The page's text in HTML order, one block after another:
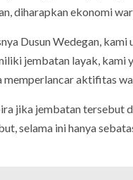
diharapkan ekonomi
Dusun Wedegan,
jembatan layak, kami
aktifitas
jika jembatan tersebut
selama ini hanya